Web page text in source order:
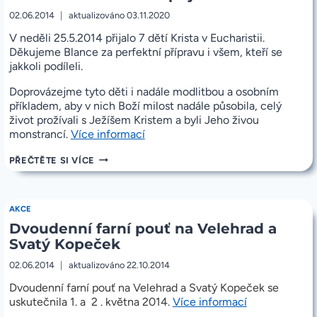
02.06.2014 aktualizováno 03.11.2020
V neděli 25.5.2014 přijalo 7 dětí Krista v Eucharistii.
Děkujeme Blance za perfektní přípravu i všem, kteří se
jakkoli podíleli.
Doprovázejme tyto děti i nadále modlitbou a osobním
příkladem, aby v nich Boží milost nadále působila, celý
život prožívali s Ježíšem Kristem a byli Jeho živou
monstrancí. Více informací„25.5.2014
přijímání“
PŘEČTĚTE SI VÍCE 25.5.2014
AKCE
Dvoudenní farní pouť na Velehrad a
Svatý Kopeček
02.06.2014 aktualizováno 22.10.2014
Dvoudenní farní pouť na Velehrad a Svatý Kopeček se
uskutečnila 1. a 2 . května 2014. Více informací„Dvoudenní